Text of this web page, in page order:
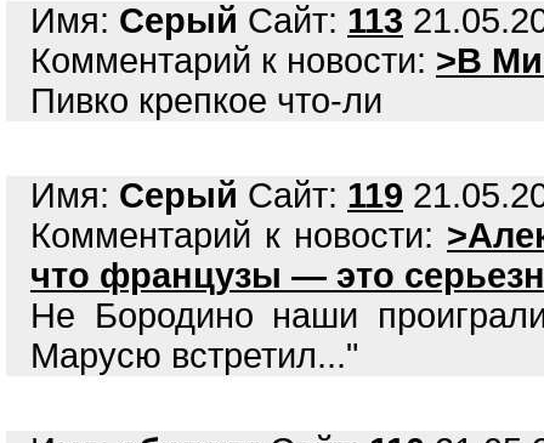
Имя: Серый Сайт: 113
Комментарий к новости: >В
Пивко крепкое что-ли
Имя: Серый Сайт: 119
Комментарий к новости:
что французы — это
Не Бородино наши
Марусю встретил..."